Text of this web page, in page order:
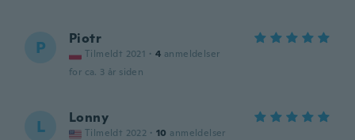
P Piotr
Tilmeldt 2021 · 4 anmeldelser
for ca. 3 år siden
L Lonny
Tilmeldt 2022 · 10 anmeldelser